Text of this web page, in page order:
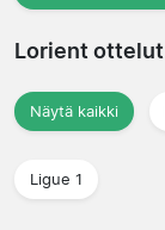
Lorient ottelut
Näytä kaikki
Ligue 1